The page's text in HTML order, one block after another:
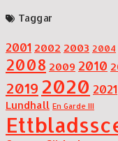
Taggar
2001 2002 2003 2004
2008 2009 2010
2019 2020 2021
Lundhall En Garde III